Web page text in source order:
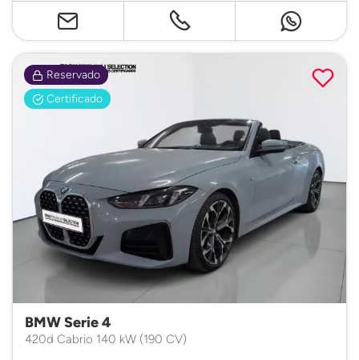
Reservado
Certificado
BMW Serie 4
420d Cabrio 140 kW (190 CV)